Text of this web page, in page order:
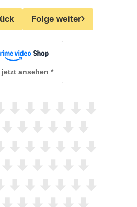
Folge weiter
jetzt ansehen